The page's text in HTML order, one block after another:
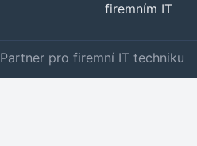
firemním IT
Partner pro firemní IT techniku